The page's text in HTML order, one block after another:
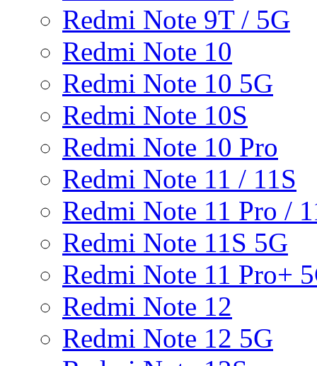
Redmi Note 9T / 5G
Redmi Note 10
Redmi Note 10 5G
Redmi Note 10S
Redmi Note 10 Pro
Redmi Note 11 / 11S
Redmi Note 11 Pro /
Redmi Note 11S 5G
Redmi Note 11 Pro+
Redmi Note 12
Redmi Note 12 5G